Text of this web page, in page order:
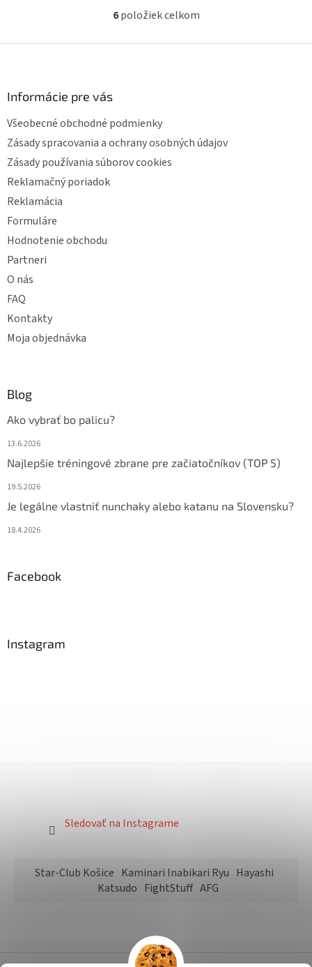
O
l
e
p
v
6položiek celkom
Informácie pre vás
Všeobecné obchodné podmienky
Zásady spracovania a ochrany osobných údajov
Zásady používania súborov cookies
Reklamačný poriadok
Reklamácia
Formuláre
Hodnotenie obchodu
Partneri
O nás
FAQ
Kontakty
Moja objednávka
Blog
Ako vybrať bo palicu?
13.6.2026
Najlepšie tréningové zbrane pre začiatočníkov (TOP 5)
19.5.2026
Je legálne vlastniť nunchaky alebo katanu na Slovensku?
18.4.2026
Facebook
Instagram
Sledovať na Instagrame
Star-Club Košice Kaminari Inabikari Ryu Hayashi
Katsudo FightStuff AFG